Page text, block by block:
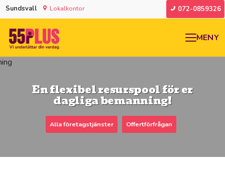
Sundsvall Lokalkontor 072-0859326
MENY
En flexibel resurspool för er
dagliga bemanning!
Alla företagstjänster Offertförfrågan